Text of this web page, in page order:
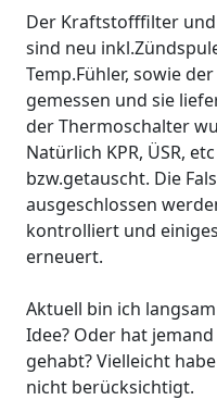
Der Kraftstofffilter
sind neu
Temp.Fühler, sowie
gemessen und sie
der Thermoschalter
Natürlich KPR, ÜSR,
bzw.getauscht. Die
ausgeschlossen
kontrolliert und
erneuert.
Aktuell bin ich
Idee? Oder hat
gehabt? Vielleicht
nicht berücksichtigt.